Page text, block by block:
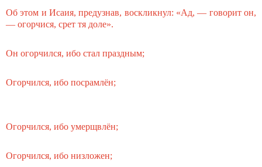
Об этом и Исаия, предузнав, воскликнул: «Ад, — говорит он,
— огорчися, срет тя доле».
Он огорчился, ибо стал праздным;
Огорчился, ибо посрамлён;
Огорчился, ибо умерщвлён;
Огорчился, ибо низложен;